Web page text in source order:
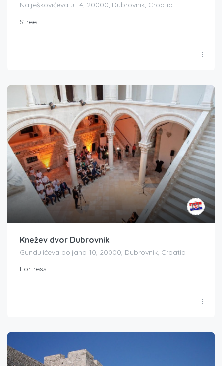
Nalješkovićeva ul. 4, 20000, Dubrovnik, Croatia
Street
Knežev dvor Dubrovnik
Gundulićeva poljana 10, 20000, Dubrovnik, Croatia
Fortress